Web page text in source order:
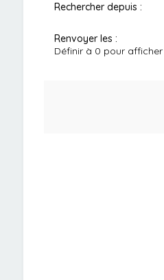
Rechercher depuis :
Renvoyer les :
Définir à 0 pour